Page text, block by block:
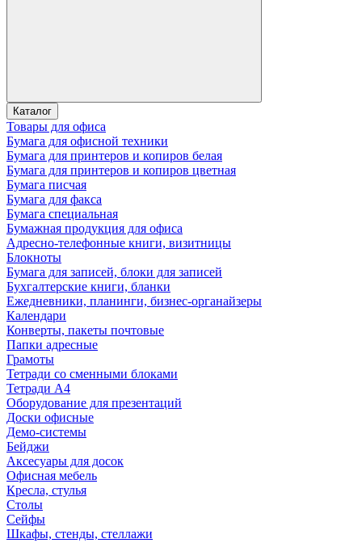
Каталог
Товары для офиса
Бумага для офисной техники
Бумага для принтеров и копиров белая
Бумага для принтеров и копиров цветная
Бумага писчая
Бумага для факса
Бумага специальная
Бумажная продукция для офиса
Адресно-телефонные книги, визитницы
Блокноты
Бумага для записей, блоки для записей
Бухгалтерские книги, бланки
Ежедневники, планинги, бизнес-органайзеры
Календари
Конверты, пакеты почтовые
Папки адресные
Грамоты
Тетради со сменными блоками
Тетради А4
Оборудование для презентаций
Доски офисные
Демо-системы
Бейджи
Аксесуары для досок
Офисная мебель
Кресла, стулья
Столы
Сейфы
Шкафы, стенды, стеллажи